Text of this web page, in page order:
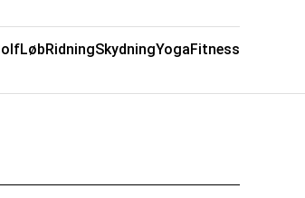
LøbRidningSkydningYogaFitness